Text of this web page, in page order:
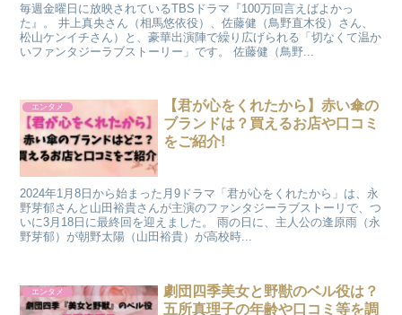
毎週金曜日に放映されているTBSドラマ『100万回言えばよかっ
た』。 井上真央さん（相馬悠依役）、佐藤健（鳥野直木役）さん、
松山ケンイチさん）と、豪華出演陣で繰り広げられる「切なくて温か
いファンタジーラブストーリー」です。 佐藤健（鳥野...
エンタメ
【君が心をくれたから】赤い傘の
ブランドは？買えるお店や口コミ
をご紹介!
2024年1月8日から始まった月9ドラマ「君が心をくれたから」は、永
野芽郁さんと山田裕貴さんが主演のファンタジーラブストーリで、つ
いに3月18日に最終回を迎えました。 雨の日に、主人公の逢原雨（永
野芽郁）が朝野太陽（山田裕貴）が高校時...
エンタメ
劇団四季美女と野獣のベル役は？
五所真理子の年齢や口コミ等を調